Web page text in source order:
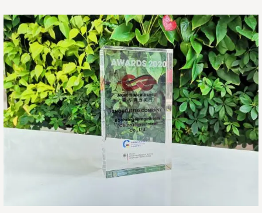
中
国：
抗
击
非
洲
猪
瘟，
全